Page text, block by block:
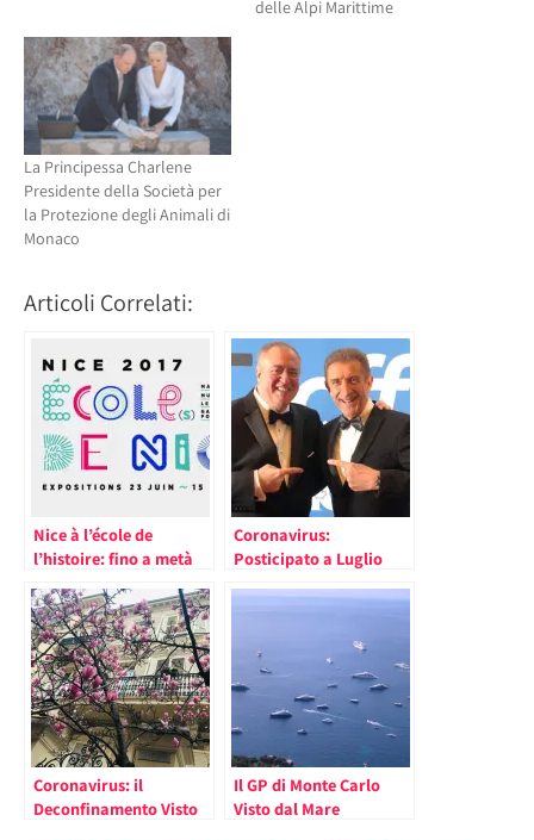
delle Alpi Marittime
La Principessa Charlene
Presidente della Società per
la Protezione degli Animali di
Monaco
Articoli Correlati:
Nice à l’école de
l’histoire: fino a metà
che racconta la città
dalla preistoria fino all’
“invenzione” del
turismo.
Coronavirus:
Posticipato a Luglio
Film Festival, Ezio
più Forti che Mai”
Coronavirus: il
Deconfinamento Visto
Il GP di Monte Carlo
Visto dal Mare